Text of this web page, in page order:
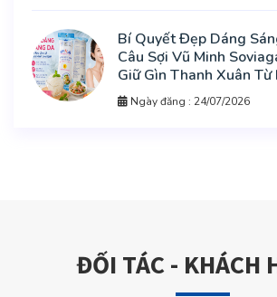
Bí Quyết Đẹp Dáng
Câu Sợi Vũ Minh
Giữ Gìn Thanh Xuân Từ
Ngày đăng : 24/07/2026
ĐỐI TÁC - KHÁCH